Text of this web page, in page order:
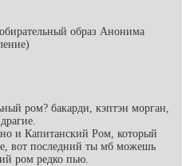
образ Анонима
ром? бакарди, кэптэн морган,
и Капитанский Ром, который
вот последний ты мб можешь
ром редко пью.